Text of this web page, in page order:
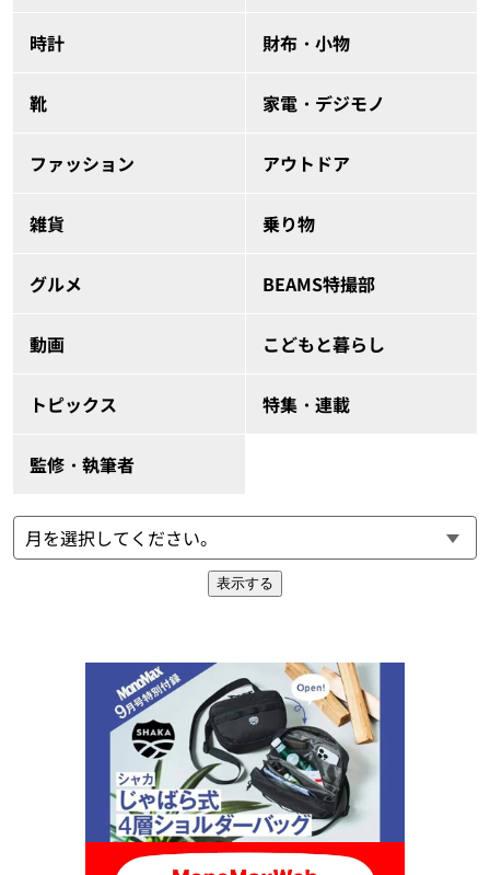
時計 財布・小物
靴 家電・デジモノ
ファッション アウトドア
雑貨 乗り物
グルメ BEAMS特撮部
動画 こどもと暮らし
トピックス 特集・連載
監修・執筆者
表示する